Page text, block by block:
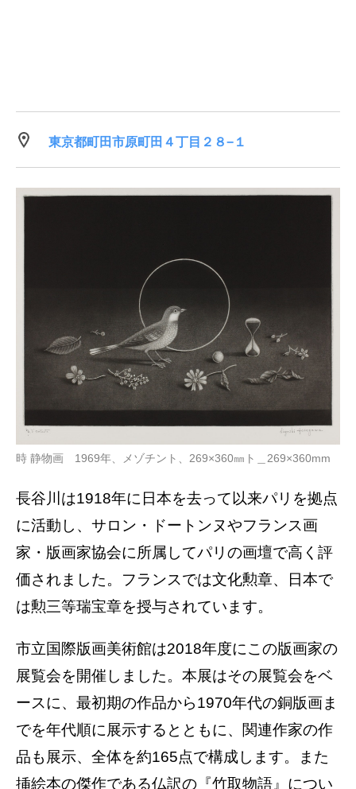
東京都町田市原町田４丁目２８−１
時 静物画 1969年、メゾチント、269×360㎜ト＿269×360mm
長谷川は1918年に日本を去って以来パリを拠点
に活動し、サロン・ドートンヌやフランス画
家・版画家協会に所属してパリの画壇で高く評
価されました。フランスでは文化勲章、日本で
は勲三等瑞宝章を授与されています。
市立国際版画美術館は2018年度にこの版画家の
展覧会を開催しました。本展はその展覧会をベ
ースに、最初期の作品から1970年代の銅版画ま
でを年代順に展示するとともに、関連作家の作
品も展示、全体を約165点で構成します。また
挿絵本の傑作である仏訳の『竹取物語』につい